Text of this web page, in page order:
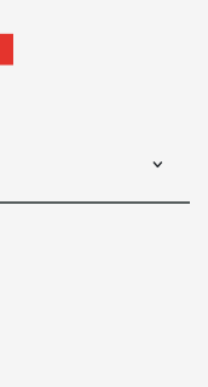
di posta elettronica)
di posta